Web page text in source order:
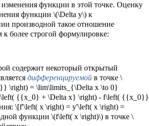
изменения функции в этой точке. Оценку
функции \(\Delta y\) к
производной такое отношение
более строгой формулировке:
содержит некоторый открытый
дифференцируемой в точке \
\right) = \lim\limits_{\Delta x \to 0}
{{x_0} + \Delta x} \right) - f\left( {{x_0}}
\[f'\left( x \right) = y'\left( x \right) =
функции \(f\left( x \right)\) в точке \